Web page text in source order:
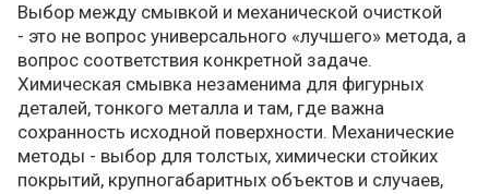
Выбор между смывкой и механической очисткой
- это не вопрос универсального «лучшего» метода, а
вопрос соответствия конкретной задаче.
Химическая смывка незаменима для фигурных
деталей, тонкого металла и там, где важна
сохранность исходной поверхности. Механические
методы - выбор для толстых, химически стойких
покрытий, крупногабаритных объектов и случаев,